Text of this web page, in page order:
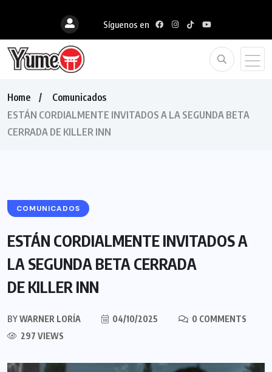
Síguenos en
Home
Comunicados
ESTÁN CORDIALMENTE INVITADOS A LA SEGUNDA BETA
CERRADA DE KILLER INN
COMUNICADOS
ESTÁN CORDIALMENTE INVITADOS A
LA SEGUNDA BETA CERRADA
DE KILLER INN
BYWARNER LORÍA 04/10/2025
0 COMMENTS
297 VIEWS